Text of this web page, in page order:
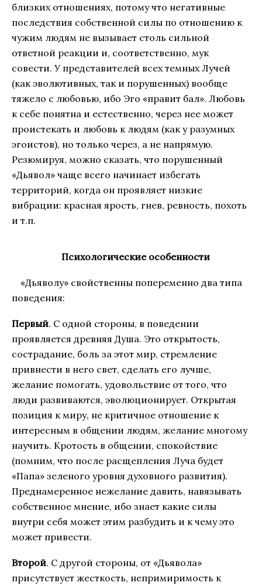
близких отношениях, потому что негативные
последствия собственной силы по отношению к
чужим людям не вызывает столь сильной
ответной реакции и, соответственно, мук
совести. У представителей всех темных Лучей
(как эволютивных, так и порушенных) вообще
тяжело с любовью, ибо Эго «правит бал». Любовь
к себе понятна и естественно, через нее может
проистекать и любовь к людям (как у разумных
эгоистов), но только через, а не напрямую.
Резюмируя, можно сказать, что порушенный
«Дьявол» чаще всего начинает избегать
территорий, когда он проявляет низкие
вибрации: красная ярость, гнев, ревность, похоть
и т.п.
Психологические особенности
«Дьяволу» свойственны попеременно два типа
поведения:
Первый. С одной стороны, в поведении
проявляется древняя Душа. Это открытость,
сострадание, боль за этот мир, стремление
привнести в него свет, сделать его лучше,
желание помогать, удовольствие от того, что
люди развиваются, эволюционирует. Открытая
позиция к миру, не критичное отношение к
интересным в общении людям, желание многому
научить. Кротость в общении, спокойствие
(помним, что после расщепления Луча будет
«Папа» зеленого уровня духовного развития).
Преднамеренное нежелание давить, навязывать
собственное мнение, ибо знает какие силы
внутри себя может этим разбудить и к чему это
может привести.
Второй. С другой стороны, от «Дьявола»
присутствует жесткость, непримиримость к